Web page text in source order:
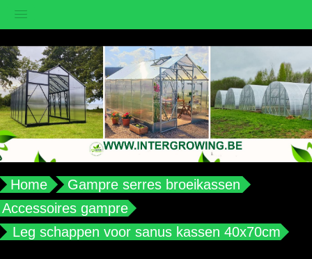
vub2s3u0e8ax988aplqy4qocwdw7b4
Home
Gampre serres broeikassen
Accessoires gampre
Leg schappen voor sanus kassen 40x70cm